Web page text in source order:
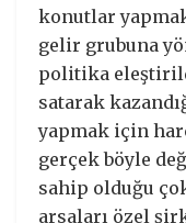
konutlar
gelir grubuna
politika
satarak
yapmak için
gerçek böyle
sahip olduğu
arsaları özel